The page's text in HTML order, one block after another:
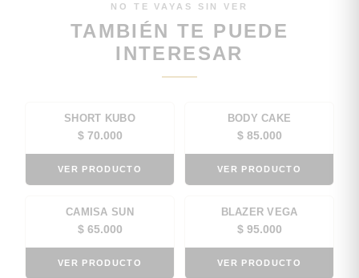
NO TE VAYAS SIN VER
TAMBIÉN TE PUEDE
INTERESAR
SHORT KUBO
$70.000
VER PRODUCTO
BODY CAKE
$85.000
VER PRODUCTO
CAMISA SUN
$65.000
VER PRODUCTO
BLAZER VEGA
$95.000
VER PRODUCTO